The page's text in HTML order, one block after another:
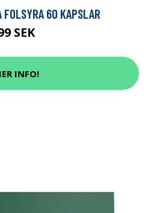
FOLSYRA 60 KAPSLAR
SEK
INFO!